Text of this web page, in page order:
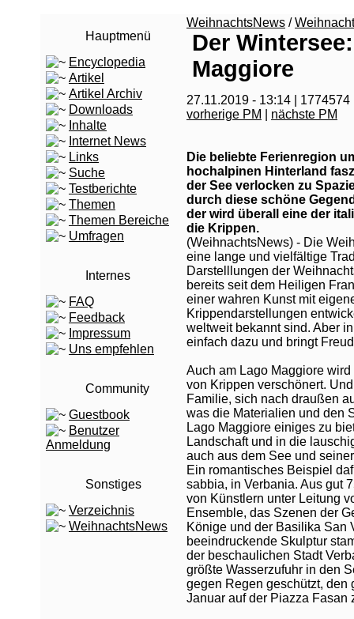
Hauptmenü
Encyclopedia
Artikel
Artikel Archiv
Downloads
Inhalte
Internet News
Links
Suche
Testberichte
Themen
Themen Bereiche
Umfragen
Internes
FAQ
Feedback
Impressum
Uns empfehlen
Community
Guestbook
Benutzer
Anmeldung
Sonstiges
Verzeichnis
WeihnachtsNews
WeihnachtsNews /
Der
Maggiore
27.11.2019 - 13:14 | 1774574
vorherige PM
nächste PM
Die beliebte Ferienregion
hochalpinen Hinterland
der See verlocken zu
durch diese schöne
der wird überall eine der
die Krippen.
(WeihnachtsNews) - Die
eine lange und vielfältige
Darstelllungen der
bereits seit dem Heiligen
einer wahren Kunst mit
Krippendarstellungen
weltweit bekannt sind. Aber
einfach dazu und bringt
Auch am Lago Maggiore
von Krippen verschönert.
Familie, sich nach draußen
was die Materialien und den
Lago Maggiore einiges zu
Landschaft und in die
auch aus dem See und
Ein romantisches Beispiel
sabbia, in Verbania. Aus gut
von Künstlern unter Leitung
Ensemble, das Szenen der
Könige und der Basilika San
beeindruckende Skulptur
der beschaulichen Stadt
größte Wasserzufuhr in den
gegen Regen geschützt, den
Januar auf der Piazza Fasan